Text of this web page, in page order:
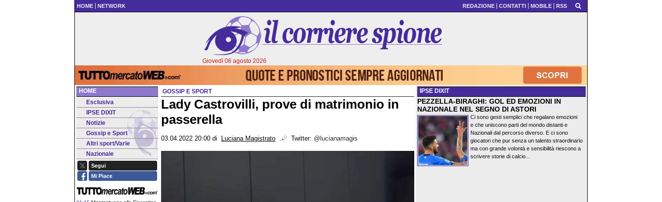
HOME NETWORK REDAZIONE CONTATTI MOBILE RSS
Giovedì 06 agosto 2026
HOME
Esclusiva
IPSE DIXIT
Notizie
Gossip e Sport
Altri sport/Varie
Nazionale
Segui
Mi Piace
GOSSIP E SPORT
Lady Castrovilli, prove di matrimonio in
passerella
03.04.2022 20:00 di Luciana Magistrato Twitter: @lucianamagis
IPSE DIXIT
PEZZELLA-BIRAGHI: GOL ED EMOZIONI IN
NAZIONALE NEL SEGNO DI ASTORI
Ci sono gesti semplici che regalano emozioni
e che uniscono parti del mondo distanti e
Nazionali dal percorso diverso. E ci sono
giocatori che pur senza un talento straordinario
ma con grande volontà e sensibilità riescono a
scrivere storie di calcio...